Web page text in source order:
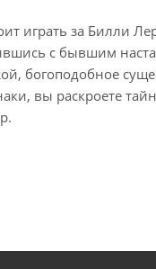
играть за Билли
с бывшим
богоподобное
вы раскроете